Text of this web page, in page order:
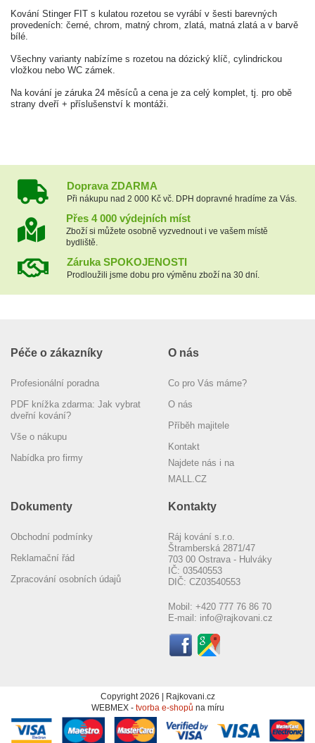
Kování Stinger FIT s kulatou rozetou se vyrábí v šesti barevných
provedeních: černé, chrom, matný chrom, zlatá, matná zlatá a v barvě
bílé.
Všechny varianty nabízíme s rozetou na dózický klíč, cylindrickou
vložkou nebo WC zámek.
Na kování je záruka 24 měsíců a cena je za celý komplet, tj. pro obě
strany dveří + příslušenství k montáži.
Doprava ZDARMA
Při nákupu nad 2 000 Kč vč. DPH dopravné hradíme za Vás.
Přes 4 000 výdejních míst
Zboží si můžete osobně vyzvednout i ve vašem místě
bydliště.
Záruka SPOKOJENOSTI
Prodloužili jsme dobu pro výměnu zboží na 30 dní.
Péče o zákazníky
Profesionální poradna
PDF knížka zdarma: Jak vybrat
dveřní kování?
Vše o nákupu
Nabídka pro firmy
O nás
Co pro Vás máme?
O nás
Příběh majitele
Kontakt
Najdete nás i na
MALL.CZ
Dokumenty
Obchodní podmínky
Reklamační řád
Zpracování osobních údajů
Kontakty
Ráj kování s.r.o.
Štramberská 2871/47
703 00 Ostrava - Hulváky
IČ: 03540553
DIČ: CZ03540553
Mobil: +420 777 76 86 70
E-mail: info@rajkovani.cz
Copyright 2026 | Rajkovani.cz
WEBMEX - tvorba e-shopů na míru